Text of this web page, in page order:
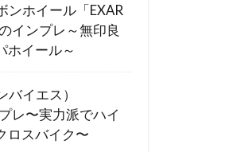
ンホイール「EXAR
インプレ～無印良
ホイール～
バイエス）
レ〜実力派でハイ
ロスバイク〜